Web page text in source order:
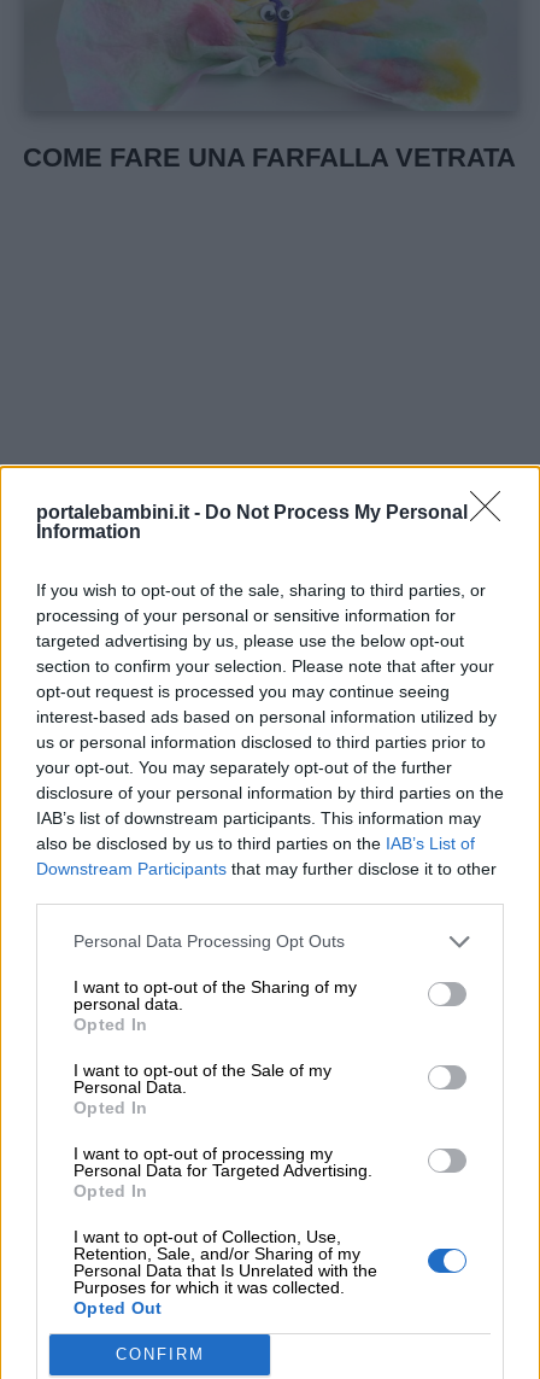
portalebambini.it - Do Not Process My Personal
Information
If you wish to opt-out of the sale, sharing to third parties, or
processing of your personal or sensitive information for
targeted advertising by us, please use the below opt-out
section to confirm your selection. Please note that after your
opt-out request is processed you may continue seeing
interest-based ads based on personal information utilized by
us or personal information disclosed to third parties prior to
your opt-out. You may separately opt-out of the further
disclosure of your personal information by third parties on the
IAB’s list of downstream participants. This information may
also be disclosed by us to third parties on the IAB’s List of
Downstream Participants that may further disclose it to other
Personal Data Processing Opt Outs
I want to opt-out of the Sharing of my
personal data.
Opted In
I want to opt-out of the Sale of my
Personal Data.
Opted In
I want to opt-out of processing my
Personal Data for Targeted Advertising.
Opted In
I want to opt-out of Collection, Use,
Retention, Sale, and/or Sharing of my
Personal Data that Is Unrelated with the
Purposes for which it was collected.
Opted Out
CONFIRM
COME FARE UNA FARFALLA VETRATA
Cosa ti serve:
cartoncino nero
foglio di carta trasparente
carta velina di più colori
colla vilinica
matita bianca
Come si fa: